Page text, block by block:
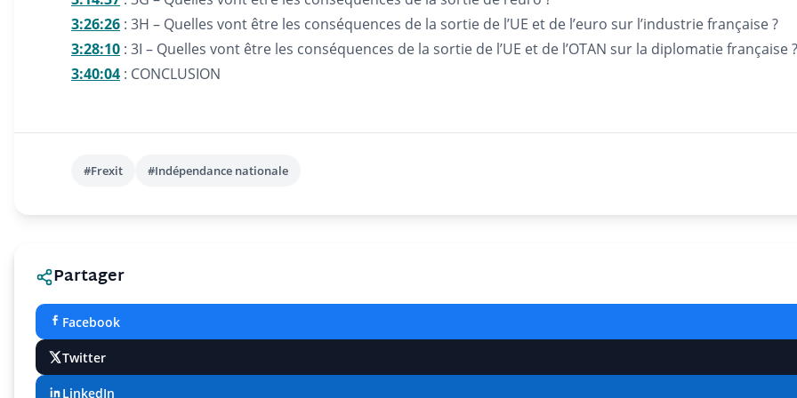
3:26:26 : 3H – Quelles vont être les conséquences de la sortie de l’UE et de l’euro sur l’industrie française ?
3:28:10 : 3I – Quelles vont être les conséquences de la sortie de l’UE et de l’OTAN sur la diplomatie française ?
3:40:04 : CONCLUSION
#Frexit #Indépendance nationale
Partager
Facebook
Twitter
LinkedIn